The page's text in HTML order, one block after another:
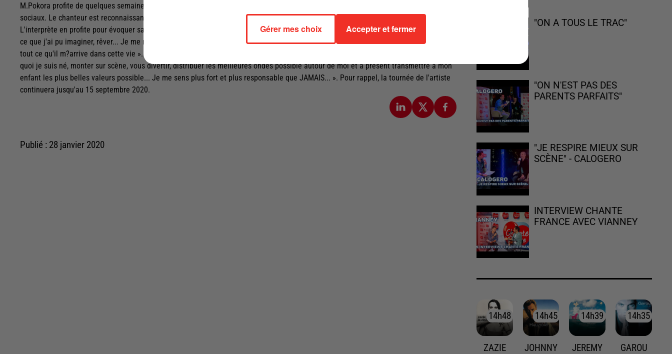
M.Pokora profite de quelques semaines de pause après la naissance de son premier enfant, pour remercier ses fans sur les réseaux
sociaux. Le chanteur est reconnaissant pour les « messages d?amour envers [sa] famille et les messages de bienvenue à Isaiah ».
L'interprète en profite pour évoquer sa première semaine en tant que père : « Ce que j'ai vécu cette semaine va bien au delà de tout
ce que j'ai pu imaginer, rêver... Je me réveille chaque matin avec une raison de plus d'être heureux et toujours plus reconnaissant de
tout ce qu'il m?arrive dans cette vie ». Et M.Pokora enchaîne sur son ressenti et ses projets : « [J'ai hâte] de continuer à faire ce pour
quoi je suis né, monter sur scène, vous divertir, distribuer les meilleures ondes possible autour de moi et à présent transmettre à mon
enfant les plus belles valeurs possible... Je me sens plus fort et plus responsable que JAMAIS... ». Pour rappel, la tournée de l'artiste
continuera jusqu'au 15 septembre 2020.
Publié : 28 janvier 2020
"ON A TOUS LE TRAC"
"ON N'EST PAS DES
PARENTS PARFAITS"
"JE RESPIRE MIEUX SUR
SCÈNE" - CALOGERO
INTERVIEW CHANTE
FRANCE AVEC VIANNEY
14h48
14h48
ZAZIE
14h45
14h45
JOHNNY
14h39
14h39
JEREMY
14h35
14h35
GAROU
Gérer mes choix Accepter et fermer